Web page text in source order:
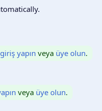
giriş yapın veya üye olun.
veya üye olun.